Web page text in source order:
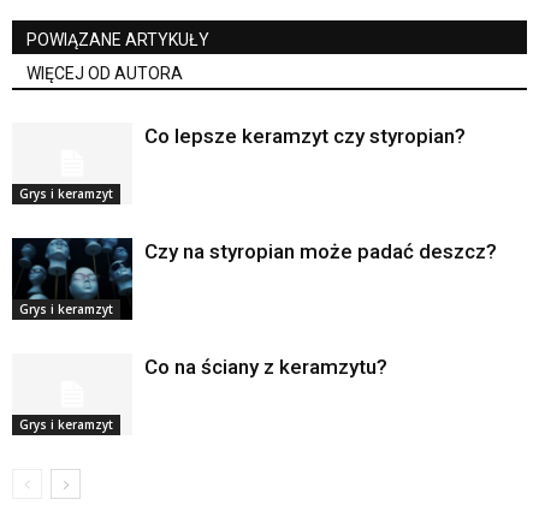
POWIĄZANE ARTYKUŁY
WIĘCEJ OD AUTORA
Grys i keramzyt
Co lepsze keramzyt czy styropian?
Grys i keramzyt
Czy na styropian może padać deszcz?
Grys i keramzyt
Co na ściany z keramzytu?